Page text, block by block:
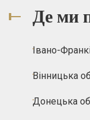
Де ми
Івано-
Вінницька
Донецька